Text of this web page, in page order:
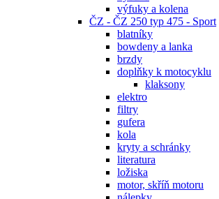
výfuky a kolena
ČZ - ČZ 250 typ 475 - Sport
blatníky
bowdeny a lanka
brzdy
doplňky k motocyklu
klaksony
elektro
filtry
gufera
kola
kryty a schránky
literatura
ložiska
motor, skříň motoru